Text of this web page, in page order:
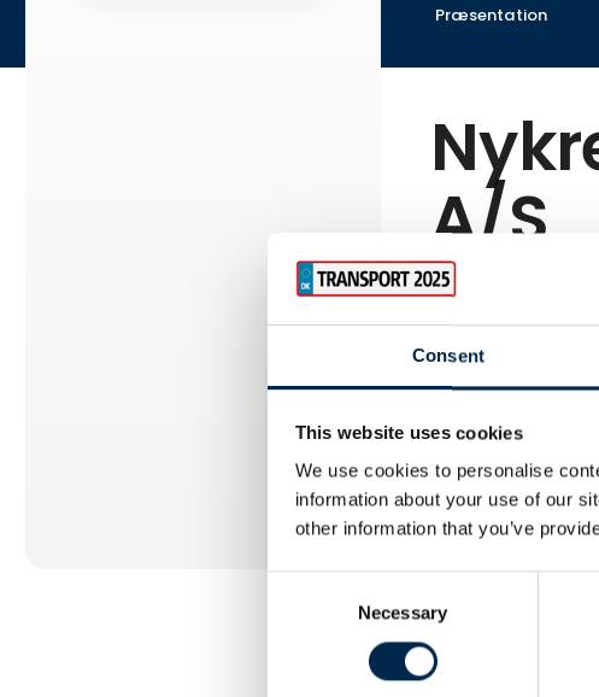
Consent
This website uses cookies
We use cookies to personalise
information about your use of our
other information that you’ve
Necessary
Præsentation
A/S
Vi har